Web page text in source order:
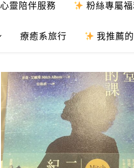
心靈陪伴服務 粉絲專屬
療癒系旅行 我推薦的